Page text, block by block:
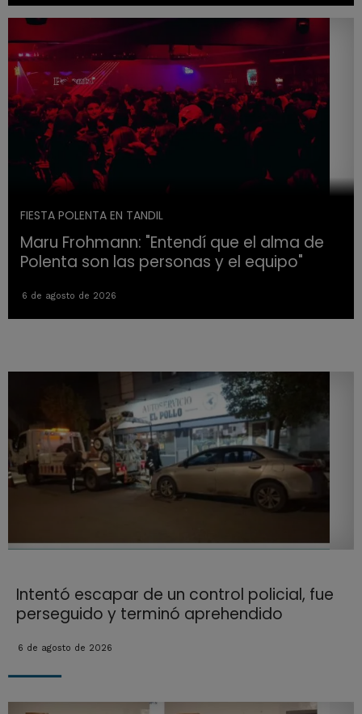
FIESTA POLENTA EN TANDIL
Maru Frohmann: "Entendí que el alma de
Polenta son las personas y el equipo"
6 de agosto de 2026
Intentó escapar de un control policial, fue
perseguido y terminó aprehendido
6 de agosto de 2026